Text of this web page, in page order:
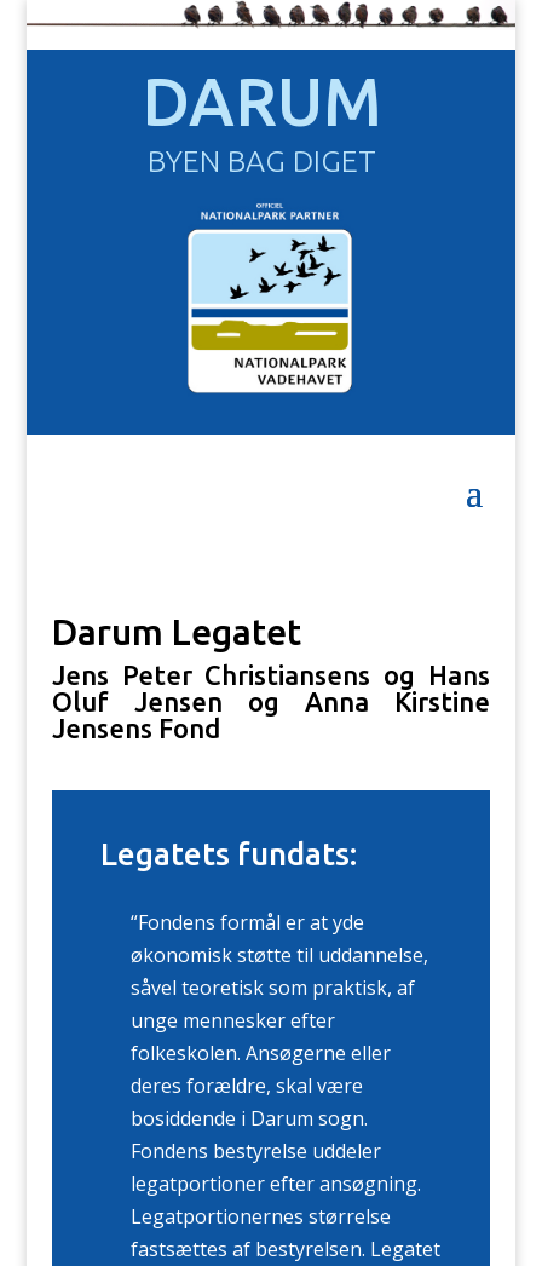
DARUM
BYEN BAG DIGET
Darum Legatet
Jens Peter Christiansens og Hans
Oluf Jensen og Anna Kirstine
Jensens Fond
Legatets fundats:
“Fondens formål er at yde
økonomisk støtte til uddannelse,
såvel teoretisk som praktisk, af
unge mennesker efter
folkeskolen. Ansøgerne eller
deres forældre, skal være
bosiddende i Darum sogn.
Fondens bestyrelse uddeler
legatportioner efter ansøgning.
Legatportionernes størrelse
fastsættes af bestyrelsen. Legatet